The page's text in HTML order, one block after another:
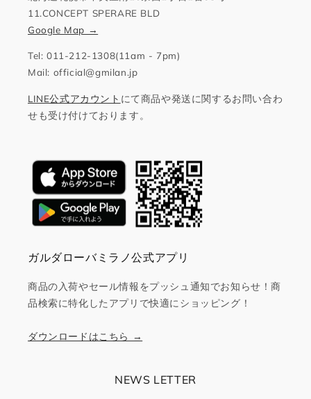
11.CONCEPT SPERARE BLD
Google Map →
Tel: 011-212-1308(11am - 7pm)
Mail: official@gmilan.jp
LINE公式アカウント にて商品や発送に関するお問い合わ
せも受け付けております。
ガルダローバミラノ公式アプリ
商品の入荷やセール情報をプッシュ通知でお知らせ！商
品検索に特化したアプリで快適にショッピング！
ダウンロードはこちら →
NEWS LETTER